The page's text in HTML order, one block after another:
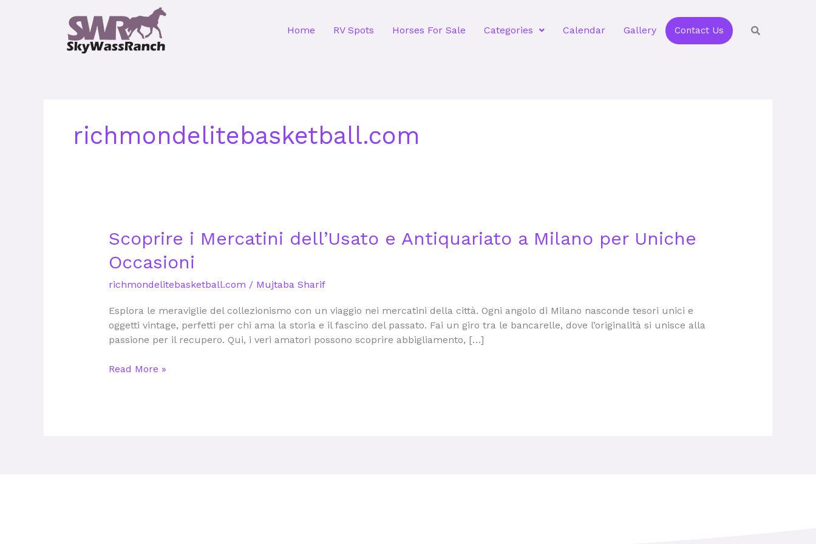
Home RV Spots Horses For Sale Categories Calendar Gallery Contact Us
richmondelitebasketball.com
Scoprire i Mercatini dell’Usato e Antiquariato a Milano per Uniche
Occasioni
richmondelitebasketball.com / Mujtaba Sharif
Esplora le meraviglie del collezionismo con un viaggio nei mercatini della città. Ogni angolo di Milano nasconde tesori unici e
oggetti vintage, perfetti per chi ama la storia e il fascino del passato. Fai un giro tra le bancarelle, dove l’originalità si unisce alla
passione per il recupero. Qui, i veri amatori possono scoprire abbigliamento, […]
Scoprire
Mercatini
e
Antiquariato
Milano
Uniche
Read More »